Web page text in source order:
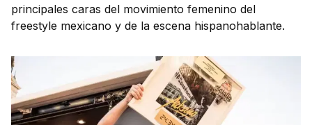
principales caras del movimiento femenino del
freestyle mexicano y de la escena hispanohablante.